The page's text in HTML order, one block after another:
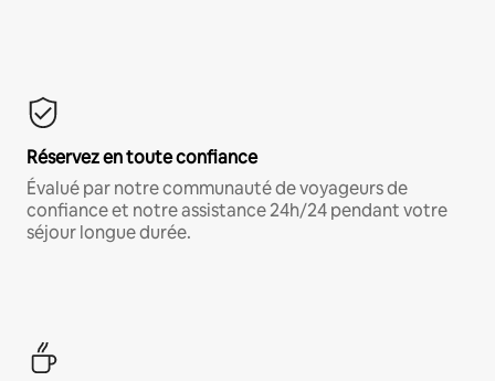
Réservez en toute confiance
Évalué par notre communauté de voyageurs de
confiance et notre assistance 24h/24 pendant votre
séjour longue durée.